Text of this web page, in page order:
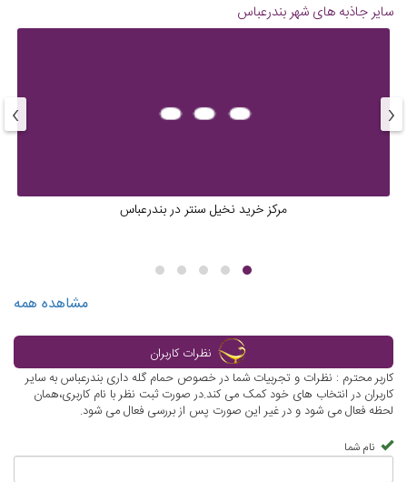
سایر جاذبه های شهربندرعباس
مرکز خرید نخیل سنتر در بندرعباس
‹
›
مشاهده همه
نظرات کاربران
کاربر محترم : نظرات و تجربیات شما در خصوص حمام گله داری بندرعباس به سایر
کاربران در انتخاب های خود کمک می کند.در صورت ثبت نظر با نام کاربری،همان
لحظه فعال می شود و در غیر این صورت پس از بررسی فعال می شود.
نام شما